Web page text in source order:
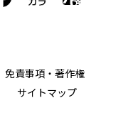
免責事項・著作権
サイトマップ